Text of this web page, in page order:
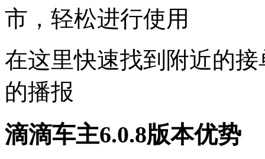
市，轻松进行使用
在这里快速找到附近的
的播报
滴滴车主6.0.8版本优势